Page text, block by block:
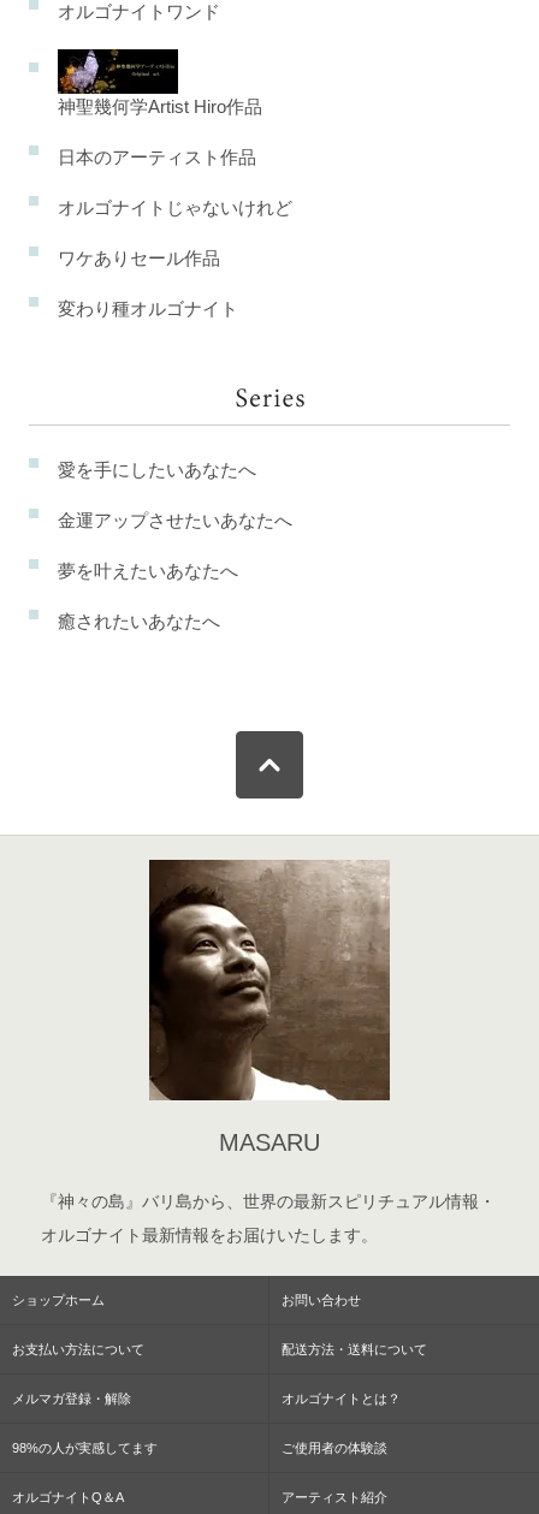
オルゴナイトワンド
神聖幾何学Artist Hiro作品
日本のアーティスト作品
オルゴナイトじゃないけれど
ワケありセール作品
変わり種オルゴナイト
愛を手にしたいあなたへ
金運アップさせたいあなたへ
夢を叶えたいあなたへ
癒されたいあなたへ
MASARU
『神々の島』バリ島から、世界の最新スピリチュアル情報・
オルゴナイト最新情報をお届けいたします。
ショップホーム お問い合わせ
お支払い方法について 配送方法・送料について
メルマガ登録・解除 オルゴナイトとは？
98%の人が実感してます ご使用者の体験談
オルゴナイトQ＆A アーティスト紹介